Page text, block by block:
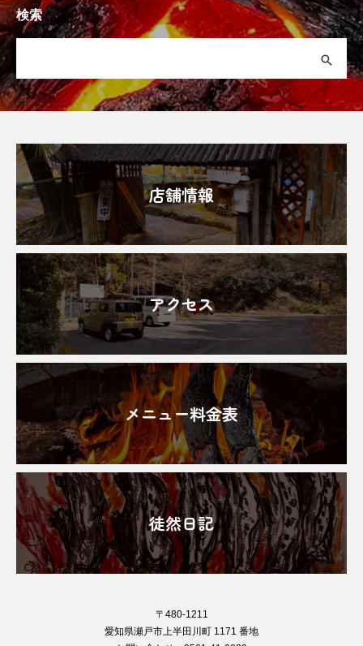
検索
店舗情報
アクセス
メニュー料金表
徒然日記
〒480-1211
愛知県瀬戸市上半田川町 1171 番地